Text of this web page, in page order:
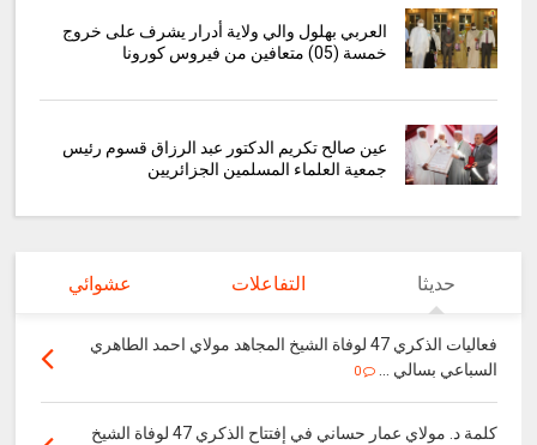
العربي بهلول والي ولاية أدرار يشرف على خروج
خمسة (05) متعافين من فيروس كورونا
عين صالح تكريم الدكتور عبد الرزاق قسوم رئيس
جمعية العلماء المسلمين الجزائريين
حديثا التفاعلات عشوائي
فعاليات الذكري 47 لوفاة الشيخ المجاهد مولاي احمد الطاهري
السباعي بسالي ...
0
كلمة د. مولاي عمار حساني في إفتتاح الذكري 47 لوفاة الشيخ